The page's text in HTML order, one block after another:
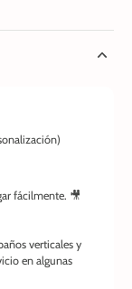
fácilmente. 🎥
verticales y
en algunas